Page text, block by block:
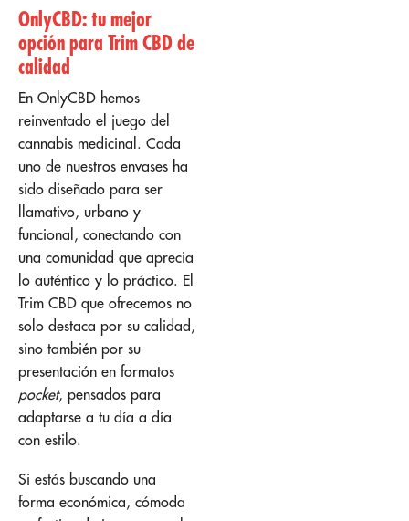
OnlyCBD: tu mejor
opción para Trim CBD de
calidad
En OnlyCBD hemos
reinventado el juego del
cannabis medicinal. Cada
uno de nuestros envases ha
sido diseñado para ser
llamativo, urbano y
funcional, conectando con
una comunidad que aprecia
lo auténtico y lo práctico. El
Trim CBD que ofrecemos no
solo destaca por su calidad,
sino también por su
presentación en formatos
pocket, pensados para
adaptarse a tu día a día
con estilo.
Si estás buscando una
forma económica, cómoda